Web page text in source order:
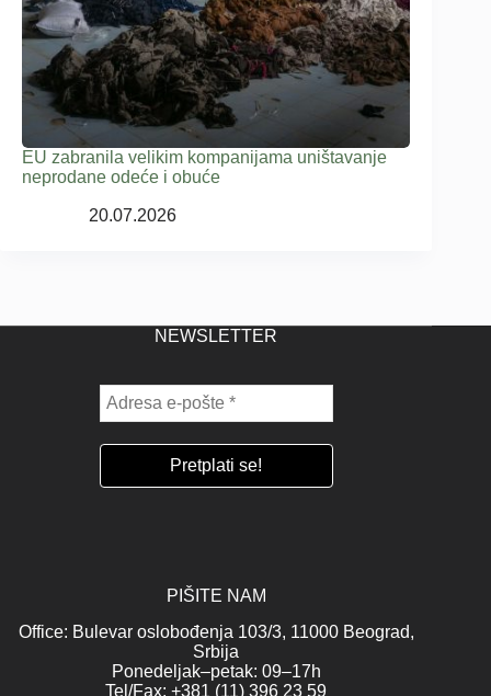
EU zabranila velikim kompanijama uništavanje
neprodane odeće i obuće
20.07.2026
NEWSLETTER
PIŠITE NAM
Office: Bulevar oslobođenja 103/3, 11000 Beograd,
Srbija
Ponedeljak–petak: 09–17h
Tel/Fax: +381 (11) 396 23 59